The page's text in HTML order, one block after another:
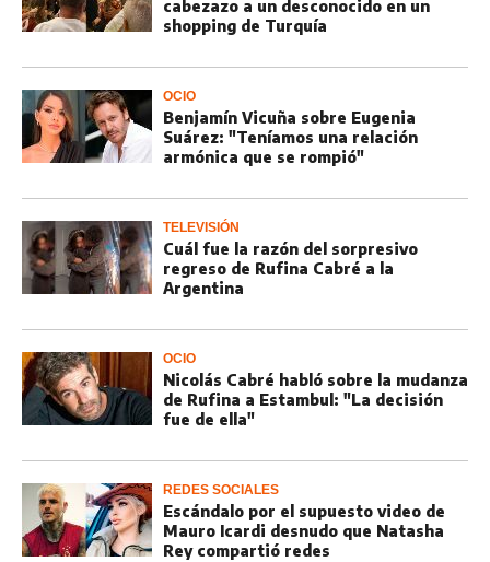
cabezazo a un desconocido en un
shopping de Turquía
OCIO
Benjamín Vicuña sobre Eugenia
Suárez: "Teníamos una relación
armónica que se rompió"
TELEVISIÓN
Cuál fue la razón del sorpresivo
regreso de Rufina Cabré a la
Argentina
OCIO
Nicolás Cabré habló sobre la mudanza
de Rufina a Estambul: "La decisión
fue de ella"
REDES SOCIALES
Escándalo por el supuesto video de
Mauro Icardi desnudo que Natasha
Rey compartió redes